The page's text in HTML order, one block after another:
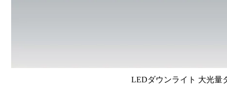
LEDダウンライト 大光量